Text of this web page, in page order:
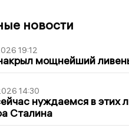
новости
19:12
мощнейший
14:30
нуждаемся в этих
Сталина